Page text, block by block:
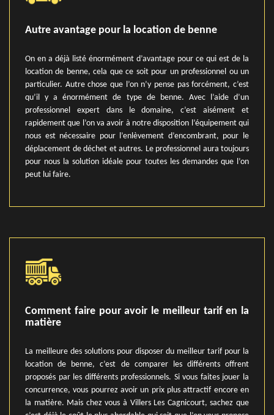
Autre avantage pour la location de benne
On en a déjà listé énormément d’avantage pour ce qui est de la
location de benne, cela que ce soit pour un professionnel ou un
particulier. Autre chose que l’on n’y pense pas forcément, c’est
qu’il y a énormément de type de benne. Avec l’aide d’un
professionnel expert dans le domaine, c’est aisément et
rapidement que l’on va avoir à notre disposition l’équipement qui
nous est nécessaire pour l’enlèvement d’encombrant, pour le
déplacement de déchet et autres. Le professionnel aura toujours
pour nous la solution idéale pour toutes les demandes que l’on
peut lui faire.
Comment faire pour avoir le meilleur tarif en la
matière
La meilleure des solutions pour disposer du meilleur tarif pour la
location de benne, c’est de comparer les différents offrent
proposés par les différents professionnels. Si vous faites jouer la
concurrence, vous pourrez avoir un prix plus attractif encore en
la matière. Mais chez vous à Villers Les Cagnicourt, sachez que